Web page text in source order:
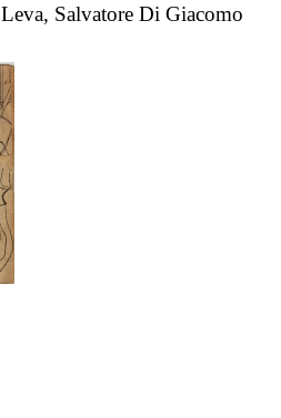
Salvatore Di Giacomo